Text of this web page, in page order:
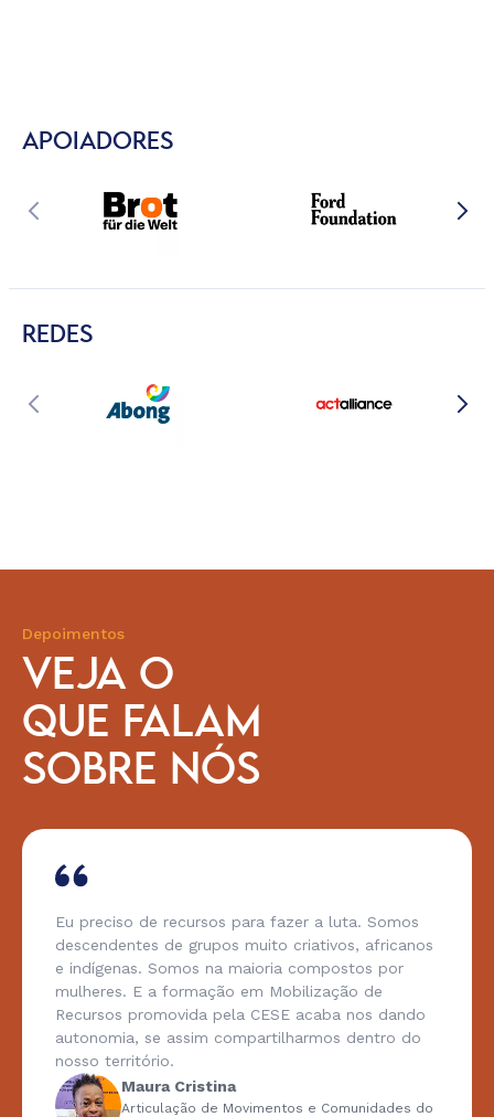
APOIADORES
REDES
Depoimentos
VEJA O
QUE FALAM
SOBRE NÓS
Eu preciso de recursos para fazer a luta. Somos
descendentes de grupos muito criativos, africanos
e indígenas. Somos na maioria compostos por
mulheres. E a formação em Mobilização de
Recursos promovida pela CESE acaba nos dando
autonomia, se assim compartilharmos dentro do
nosso território.
Maura Cristina
Articulação de Movimentos e Comunidades do